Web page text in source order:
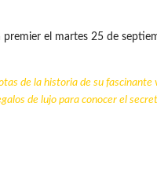
el martes 25 de
de la historia de su
de lujo para conocer el